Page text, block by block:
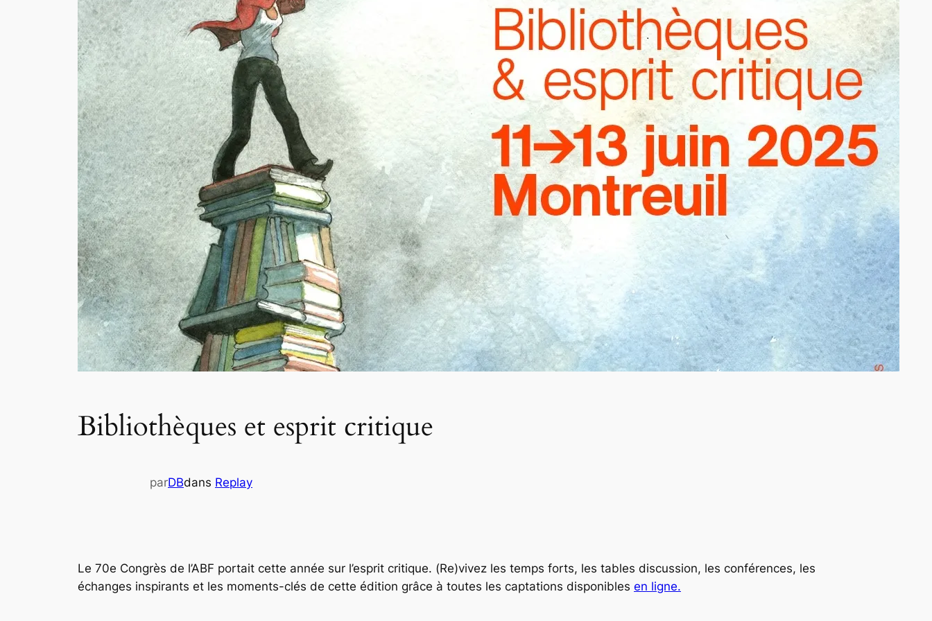
Bibliothèques et esprit critique
parDBdans Replay
Le 70e Congrès de l’ABF portait cette année sur l’esprit critique. (Re)vivez les temps forts, les tables discussion, les conférences, les
échanges inspirants et les moments-clés de cette édition grâce à toutes les captations disponibles en ligne.